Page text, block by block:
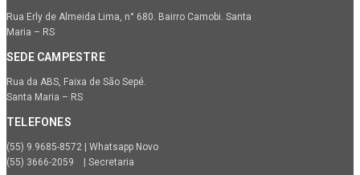
Rua Erly de Almeida Lima, n° 680. Bairro Camobi. Santa
Maria – RS
SEDE CAMPESTRE
Rua da ABS, Faixa de São Sepé.
Santa Maria – RS
TELEFONES
(55) 9.9685-8572 | Whatsapp Novo
(55) 3666-2059 | Secretaria